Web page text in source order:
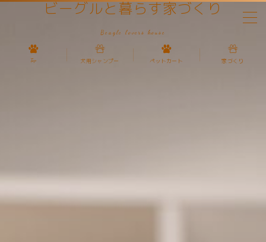
ビーグルと暮らす家づくり
Beagle lovers house
MENU
Top 犬用シャンプー ペットカート 家づくり